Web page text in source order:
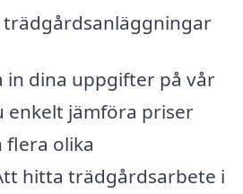
trädgårdsanläggningar
in dina uppgifter på vår
enkelt jämföra priser
flera olika
hitta trädgårdsarbete i